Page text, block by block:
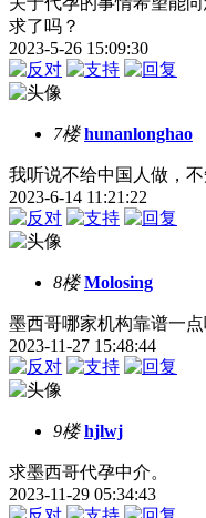
求了吗？
2023-5-26 15:09:30
7楼 hunanlonghao
我听说不给中国人做，
2023-6-14 11:21:22
8楼 Molosing
墨西哥哪家机构靠谱一点
2023-11-27 15:48:44
9楼 hjlwj
求墨西哥代孕中介。
2023-11-29 05:34:43